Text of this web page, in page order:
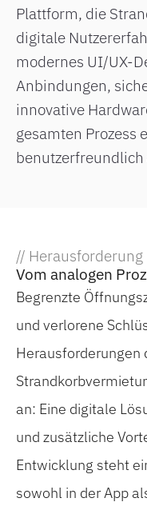
Plattform, die
digitale
modernes UI/UX-
Anbindungen,
innovative
gesamten Prozess
// Herausforderung
Vom analogen
Begrenzte
und verlorene
Herausforderungen
an: Eine digitale
und zusätzliche
Entwicklung steht
sowohl in der App